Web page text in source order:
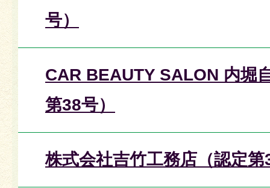
号）
CAR BEAUTY SALON 内堀
第38号）
株式会社吉竹工務店（認定第